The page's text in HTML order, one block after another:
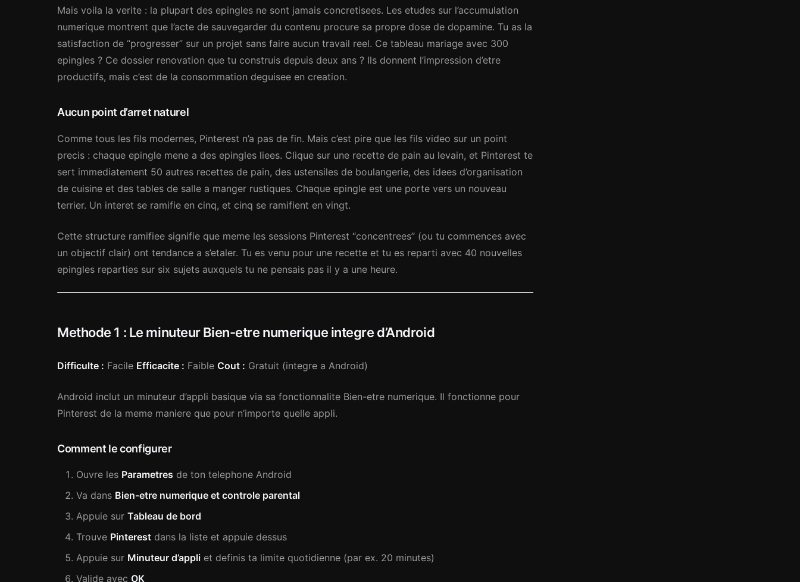
Mais voila la verite : la plupart des epingles ne sont jamais concretisees. Les etudes sur l’accumulation
numerique montrent que l’acte de sauvegarder du contenu procure sa propre dose de dopamine. Tu as la
satisfaction de “progresser” sur un projet sans faire aucun travail reel. Ce tableau mariage avec 300
epingles ? Ce dossier renovation que tu construis depuis deux ans ? Ils donnent l’impression d’etre
productifs, mais c’est de la consommation deguisee en creation.
Aucun point d’arret naturel
Comme tous les fils modernes, Pinterest n’a pas de fin. Mais c’est pire que les fils video sur un point
precis : chaque epingle mene a des epingles liees. Clique sur une recette de pain au levain, et Pinterest te
sert immediatement 50 autres recettes de pain, des ustensiles de boulangerie, des idees d’organisation
de cuisine et des tables de salle a manger rustiques. Chaque epingle est une porte vers un nouveau
terrier. Un interet se ramifie en cinq, et cinq se ramifient en vingt.
Cette structure ramifiee signifie que meme les sessions Pinterest “concentrees” (ou tu commences avec
un objectif clair) ont tendance a s’etaler. Tu es venu pour une recette et tu es reparti avec 40 nouvelles
epingles reparties sur six sujets auxquels tu ne pensais pas il y a une heure.
Methode 1 : Le minuteur Bien-etre numerique integre d’Android
Difficulte : Facile Efficacite : Faible Cout : Gratuit (integre a Android)
Android inclut un minuteur d’appli basique via sa fonctionnalite Bien-etre numerique. Il fonctionne pour
Pinterest de la meme maniere que pour n’importe quelle appli.
Comment le configurer
Ouvre les Parametres de ton telephone Android
Va dans Bien-etre numerique et controle parental
Appuie sur Tableau de bord
Trouve Pinterest dans la liste et appuie dessus
Appuie sur Minuteur d’appli et definis ta limite quotidienne (par ex. 20 minutes)
Valide avec OK